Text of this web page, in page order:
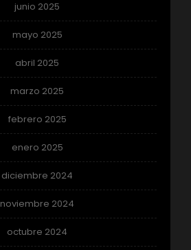
junio 2025
mayo 2025
abril 2025
marzo 2025
febrero 2025
enero 2025
diciembre 2024
noviembre 2024
octubre 2024